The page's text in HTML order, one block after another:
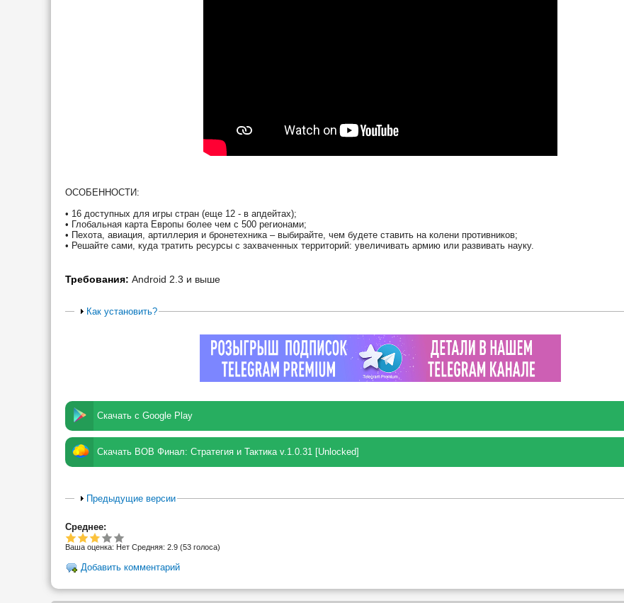
ОСОБЕННОСТИ:
• 16 доступных для игры стран (еще 12 - в апдейтах);
• Глобальная карта Европы более чем с 500 регионами;
• Пехота, авиация, артиллерия и бронетехника – выбирайте, чем будете ставить на колени противников;
• Решайте сами, куда тратить ресурсы с захваченных территорий: увеличивать армию или развивать науку.
Требования: Android 2.3 и выше
Как установить?
Скачать с Google Play
Скачать ВОВ Финал: Стратегия и Тактика v.1.0.31 [Unlocked]
Предыдущие версии
Среднее:
Ваша оценка: Нет Средняя: 2.9 (53 голоса)
Добавить комментарий